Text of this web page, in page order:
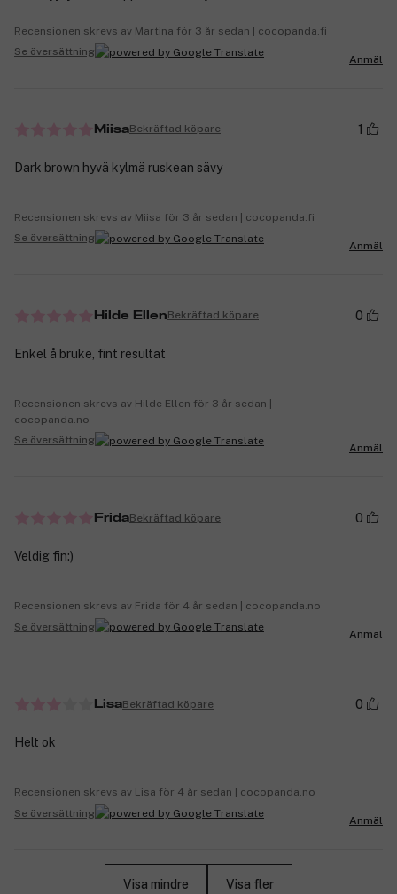
Recensionen skrevs av Martina för 3 år sedan | cocopanda.fi
Se översättning
Anmäl
MiisaBekräftad köpare 1
Dark brown hyvä kylmä ruskean sävy
Recensionen skrevs av Miisa för 3 år sedan | cocopanda.fi
Se översättning
Anmäl
Hilde EllenBekräftad köpare 0
Enkel å bruke, fint resultat
Recensionen skrevs av Hilde Ellen för 3 år sedan |
cocopanda.no
Se översättning
Anmäl
FridaBekräftad köpare 0
Veldig fin:)
Recensionen skrevs av Frida för 4 år sedan | cocopanda.no
Se översättning
Anmäl
LisaBekräftad köpare 0
Helt ok
Recensionen skrevs av Lisa för 4 år sedan | cocopanda.no
Se översättning
Anmäl
Visa mindre Visa fler